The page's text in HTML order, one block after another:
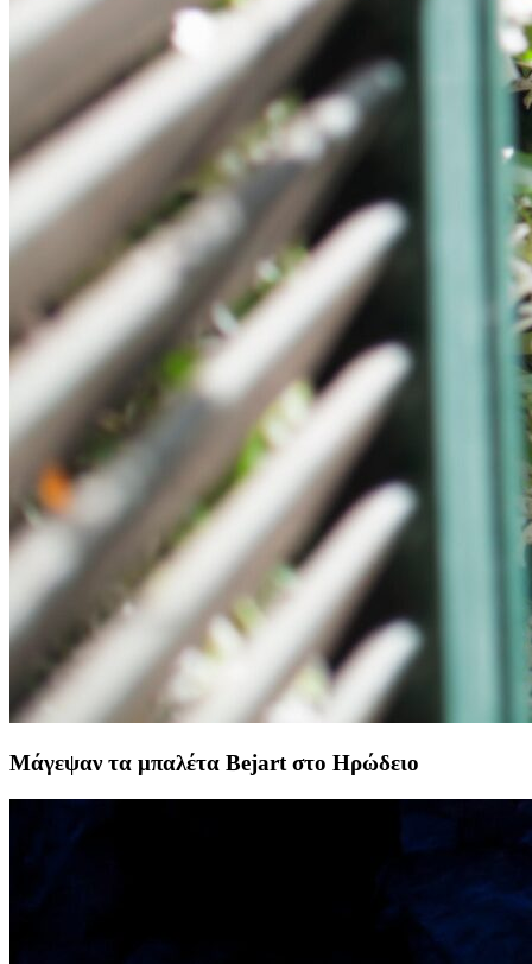
Μάγεψαν τα μπαλέτα Bejart στο Ηρώδειο